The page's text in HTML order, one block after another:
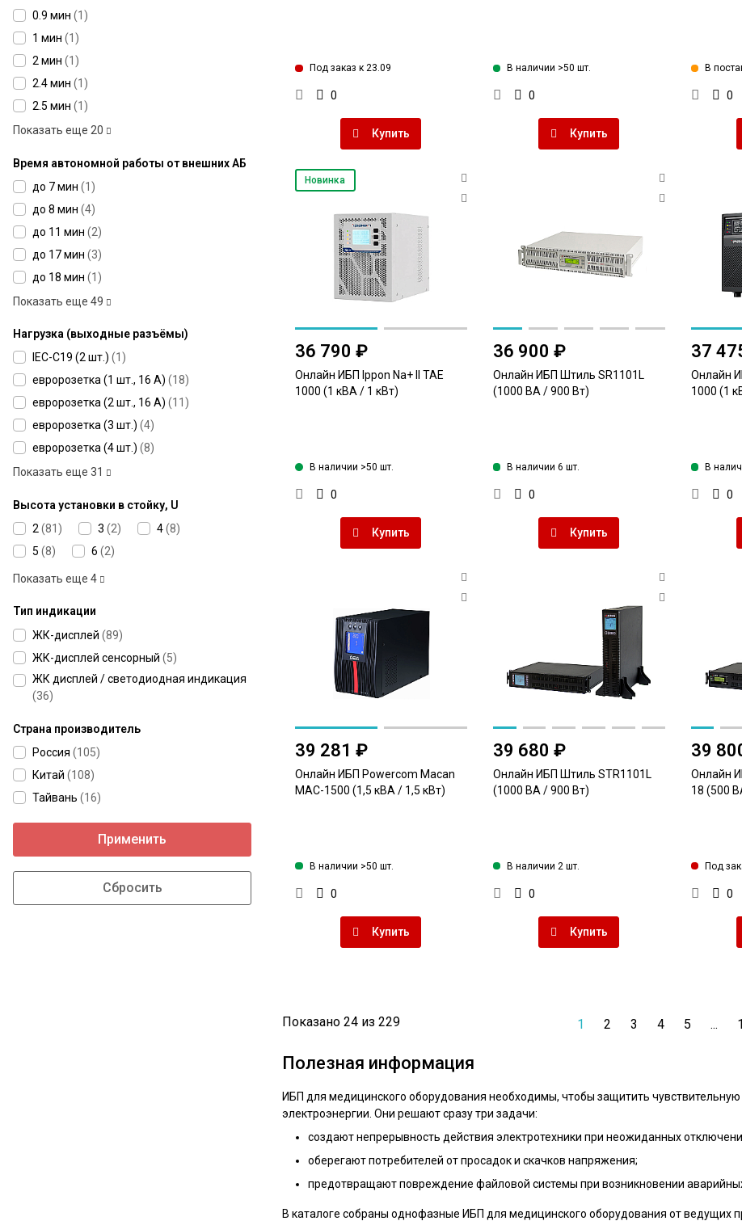
0.9 мин (1 )
1 мин (1 )
2 мин (1 )
2.4 мин (1 )
2.5 мин (1 )
Показать еще 20
Время автономной работы от внешних АБ
до 7 мин (1 )
до 8 мин (4)
до 11 мин (2)
до 17 мин (3)
до 18 мин (1 )
Показать еще 49
Нагрузка (выходные разъёмы)
IEC-C19 (2 шт.) (1 )
евророзетка (1 шт., 16 А) (18)
евророзетка (2 шт., 16 А) (11 )
евророзетка (3 шт.) (4)
евророзетка (4 шт.) (8)
Показать еще 31
Высота установки в стойку, U
2 (81 ) 3 (2) 4(8)
5 (8) 6 (2)
Показать еще 4
Тип индикации
ЖК-дисплей (89)
ЖК-дисплей сенсорный (5)
ЖК дисплей / светодиодная индикация
(36)
Страна производитель
Россия (105)
Китай (108)
Тайвань (16)
Применить
Под заказ к 23.09
0
Купить
В наличии >50 шт.
0
Купить
В
0
Новинка
36 790 ₽
Онлайн ИБП Ippon Na+ II TAЕ
1000 (1 кВА / 1 кВт)
В наличии >50 шт.
0
Купить
36 900 ₽
Онлайн ИБП Штиль SR1101L
(1000 ВА / 900 Вт)
В наличии 6 шт.
0
Купить
37
Онлайн
1000 (1
В
0
39 281 ₽
Онлайн ИБП Powercom Macan
MAC-1500 (1,5 кВА / 1,5 кВт)
В наличии >50 шт.
0
Купить
39 680 ₽
Онлайн ИБП Штиль STR1101L
(1000 ВА / 900 Вт)
В наличии 2 шт.
0
Купить
39
Онлайн
18 (500
Под
0
Показано 24 из 229 1 2 3 4 5 ...
Полезная информация
ИБП для медицинского оборудования необходимы, чтобы защитить чувствительную
электроэнергии. Они решают сразу три задачи:
создают непрерывность действия электротехники при неожиданных
оберегают потребителей от просадок и скачков напряжения;
предотвращают повреждение файловой системы при возникновении
В каталоге собраны однофазные ИБП для медицинского оборудования от ведущих